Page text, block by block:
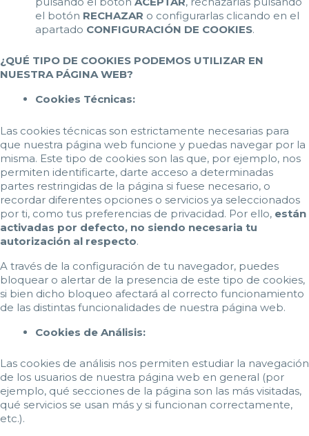
el botón RECHAZAR o configurarlas clicando en el
apartado CONFIGURACIÓN DE COOKIES.
¿QUÉ TIPO DE COOKIES PODEMOS UTILIZAR EN
NUESTRA PÁGINA WEB?
Cookies Técnicas:
Las cookies técnicas son estrictamente necesarias para
que nuestra página web funcione y puedas navegar por la
misma. Este tipo de cookies son las que, por ejemplo, nos
permiten identificarte, darte acceso a determinadas
partes restringidas de la página si fuese necesario, o
recordar diferentes opciones o servicios ya seleccionados
por ti, como tus preferencias de privacidad. Por ello, están
activadas por defecto, no siendo necesaria tu
autorización al respecto.
A través de la configuración de tu navegador, puedes
bloquear o alertar de la presencia de este tipo de cookies,
si bien dicho bloqueo afectará al correcto funcionamiento
de las distintas funcionalidades de nuestra página web.
Cookies de Análisis:
Las cookies de análisis nos permiten estudiar la navegación
de los usuarios de nuestra página web en general (por
ejemplo, qué secciones de la página son las más visitadas,
qué servicios se usan más y si funcionan correctamente,
etc.).